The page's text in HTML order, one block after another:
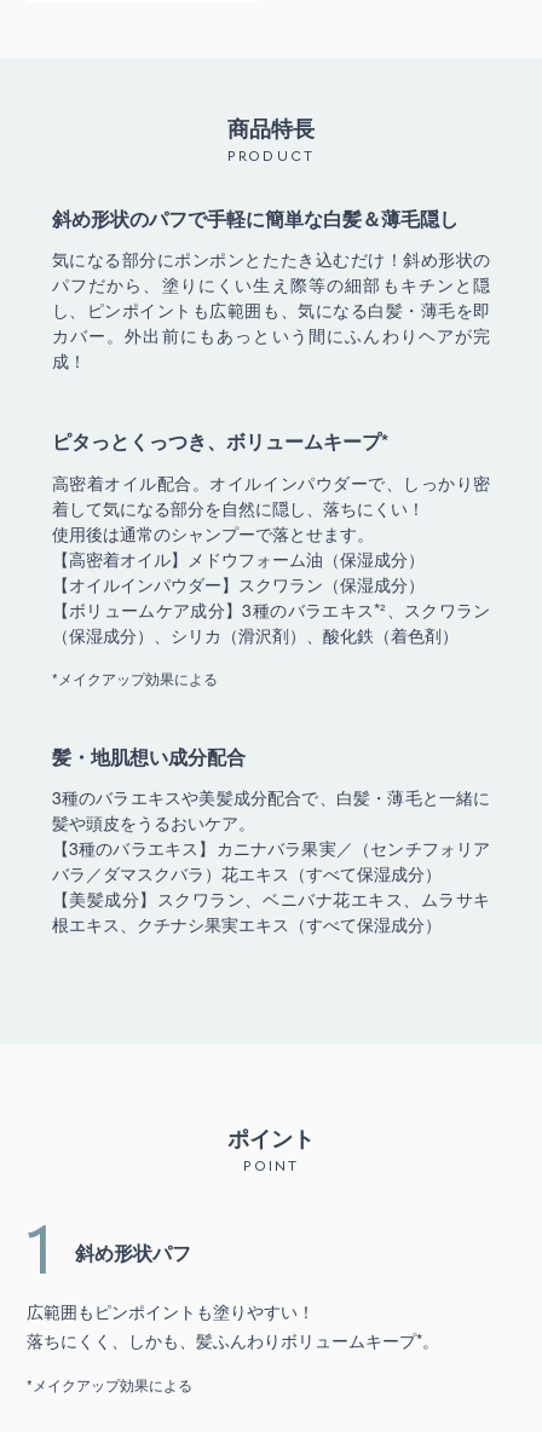
商品特長
PRODUCT
斜め形状のパフで手軽に簡単な白髪＆薄毛隠し
気になる部分にポンポンとたたき込むだけ！斜め形状の
パフだから、塗りにくい生え際等の細部もキチンと隠
し、ピンポイントも広範囲も、気になる白髪・薄毛を即
カバー。外出前にもあっという間にふんわりヘアが完
成！
ピタっとくっつき、ボリュームキープ*
高密着オイル配合。オイルインパウダーで、しっかり密
着して気になる部分を自然に隠し、落ちにくい！
使用後は通常のシャンプーで落とせます。
【高密着オイル】メドウフォーム油（保湿成分）
【オイルインパウダー】スクワラン（保湿成分）
【ボリュームケア成分】3種のバラエキス*²、スクワラン
（保湿成分）、シリカ（滑沢剤）、酸化鉄（着色剤）
*メイクアップ効果による
髪・地肌想い成分配合
3種のバラエキスや美髪成分配合で、白髪・薄毛と一緒に
髪や頭皮をうるおいケア。
【3種のバラエキス】カニナバラ果実／（センチフォリア
バラ／ダマスクバラ）花エキス（すべて保湿成分）
【美髪成分】スクワラン、ベニバナ花エキス、ムラサキ
根エキス、クチナシ果実エキス（すべて保湿成分）
ポイント
POINT
1 斜め形状パフ
広範囲もピンポイントも塗りやすい！
落ちにくく、しかも、髪ふんわりボリュームキープ*。
*メイクアップ効果による